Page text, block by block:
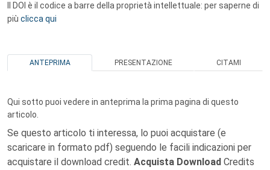
Il DOI è il codice a barre della proprietà intellettuale: per saperne di
più clicca qui
ANTEPRIMA PRESENTAZIONE CITAMI
Qui sotto puoi vedere in anteprima la prima pagina di questo
articolo.
Se questo articolo ti interessa, lo puoi acquistare (e
scaricare in formato pdf) seguendo le facili indicazioni per
acquistare il download credit. Acquista Download Credits